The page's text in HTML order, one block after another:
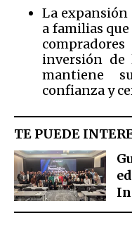
La expansión
a familias
inversión de
mantiene
confianza y
TE PUEDE